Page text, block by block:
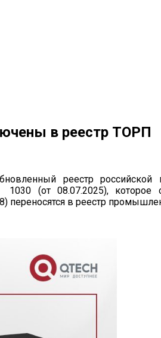
в реестр ТОРП
реестр
(от 08.07.2025),
переносятся в реестр